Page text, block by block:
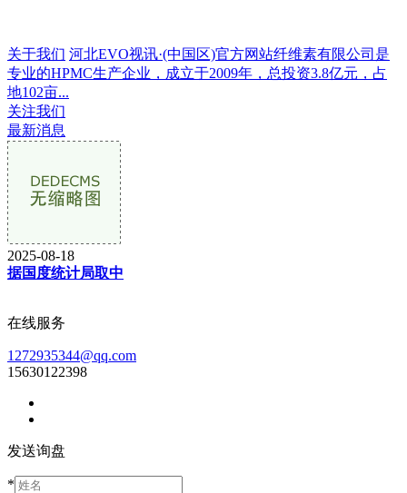
关于我们 河北EVO视讯·(中国区)官方网站纤维素有限公司是
专业的HPMC生产企业，成立于2009年，总投资3.8亿元，占
地102亩...
关注我们
最新消息
2025-08-18
据国度统计局取中
在线服务
1272935344@qq.com
15630122398
发送询盘
*